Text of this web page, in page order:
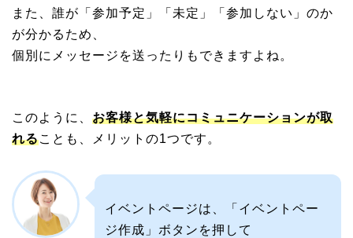
また、誰が「参加予定」「未定」「参加しない」のか
が分かるため、
個別にメッセージを送ったりもできますよね。
このように、 お客様と気軽にコミュニケーションが取
れることも、メリットの1つです。
イベントページは、「イベントペー
ジ作成」ボタンを押して